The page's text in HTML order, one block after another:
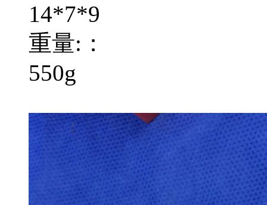
14*7*9
重量:：
550g